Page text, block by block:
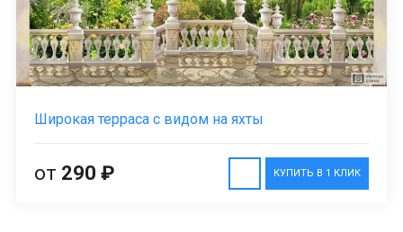
Широкая терраса с видом на яхты
КУПИТЬ В 1 КЛИК
от 290 ₽